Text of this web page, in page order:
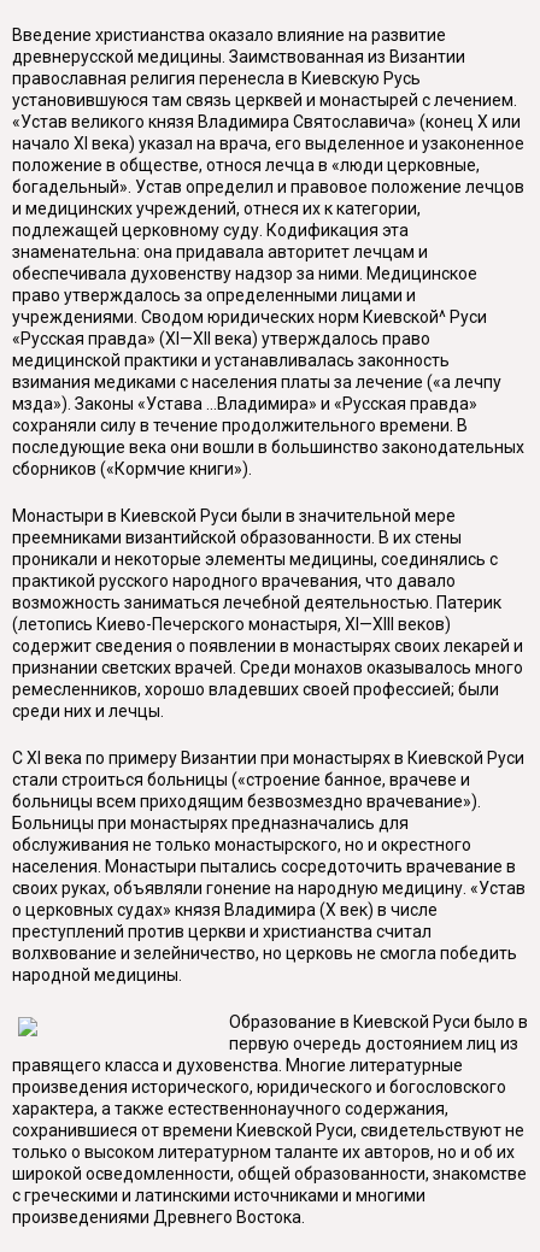
Введение христианства оказало влияние на развитие
древнерусской медицины. Заимствованная из Византии
православная религия перенесла в Киевскую Русь
установившуюся там связь церквей и монастырей с лечением.
«Устав великого князя Владимира Святославича» (конец X или
начало XI века) указал на врача, его выделенное и узаконенное
положение в обществе, относя лечца в «люди церковные,
богадельный». Устав определил и правовое положение лечцов
и медицинских учреждений, отнеся их к категории,
подлежащей церковному суду. Кодификация эта
знаменательна: она придавала авторитет лечцам и
обеспечивала духовенству надзор за ними. Медицинское
право утверждалось за определенными лицами и
учреждениями. Сводом юридических норм Киевской^ Руси
«Русская правда» (XI—XII века) утверждалось право
медицинской практики и устанавливалась законность
взимания медиками с населения платы за лечение («а лечпу
мзда»). Законы «Устава ...Владимира» и «Русская правда»
сохраняли силу в течение продолжительного времени. В
последующие века они вошли в большинство законодательных
сборников («Кормчие книги»).
Монастыри в Киевской Руси были в значительной мере
преемниками византийской образованности. В их стены
проникали и некоторые элементы медицины, соединялись с
практикой русского народного врачевания, что давало
возможность заниматься лечебной деятельностью. Патерик
(летопись Киево-Печерского монастыря, XI—XIII веков)
содержит сведения о появлении в монастырях своих лекарей и
признании светских врачей. Среди монахов оказывалось много
ремесленников, хорошо владевших своей профессией; были
среди них и лечцы.
С XI века по примеру Византии при монастырях в Киевской Руси
стали строиться больницы («строение банное, врачеве и
больницы всем приходящим безвозмездно врачевание»).
Больницы при монастырях предназначались для
обслуживания не только монастырского, но и окрестного
населения. Монастыри пытались сосредоточить врачевание в
своих руках, объявляли гонение на народную медицину. «Устав
о церковных судах» князя Владимира (X век) в числе
преступлений против церкви и христианства считал
волхвование и зелейничество, но церковь не смогла победить
народной медицины.
Образование в Киевской Руси было в
первую очередь достоянием лиц из
правящего класса и духовенства. Многие литературные
произведения исторического, юридического и богословского
характера, а также естественнонаучного содержания,
сохранившиеся от времени Киевской Руси, свидетельствуют не
только о высоком литературном таланте их авторов, но и об их
широкой осведомленности, общей образованности, знакомстве
с греческими и латинскими источниками и многими
произведениями Древнего Востока.